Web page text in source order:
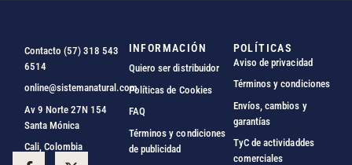
Contacto (57) 318 543
6514
online@sistemanatural.com
Av 9 Norte 27N 154
Santa Mónica
Cali, Colombia
INFORMACIÓN
Quiero ser distribuidor
Políticas de Cookies
FAQ
Términos y condiciones
de publicidad
POLÍTICAS
Aviso de privacidad
Términos y condiciones
Envíos, cambios y
garantías
TyC de actividaddes
comerciales